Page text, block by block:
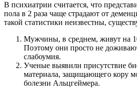
В психиатрии считается, что
пола в 2 раза чаще страдают от
такой статистики неизвестны,
Мужчины, в среднем, живут на
Поэтому они просто не
слабоумия.
Ученые выявили присутствие
материала, защищающего кору
болезни Альцгеймера.